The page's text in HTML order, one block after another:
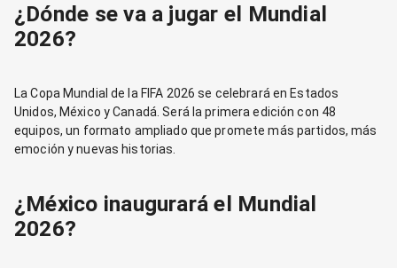
¿Dónde se va a jugar el Mundial
2026?
La Copa Mundial de la FIFA 2026 se celebrará en Estados
Unidos, México y Canadá. Será la primera edición con 48
equipos, un formato ampliado que promete más partidos, más
emoción y nuevas historias.
¿México inaugurará el Mundial
2026?